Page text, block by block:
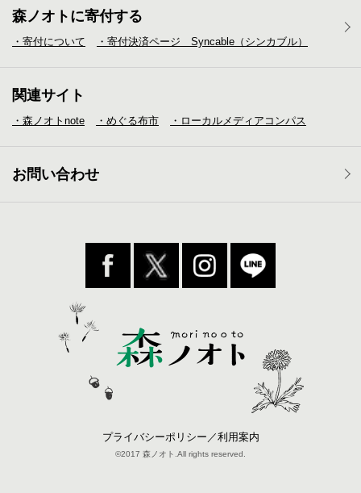
森ノオトに寄付する
・寄付について ・寄付決済ページ Syncable（シンカブル）
関連サイト
・森ノオトnote ・めぐる布市 ・ローカルメディア コンパス
お問い合わせ
プライバシーポリシー／利用案内
©2017 森ノオト.All rights reserved.